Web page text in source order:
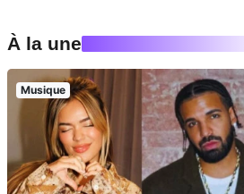
À la une
Musique